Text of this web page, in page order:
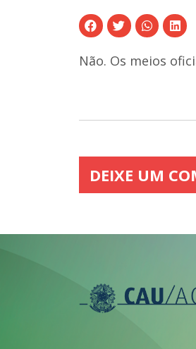
Não. Os meios
DEIXE UM